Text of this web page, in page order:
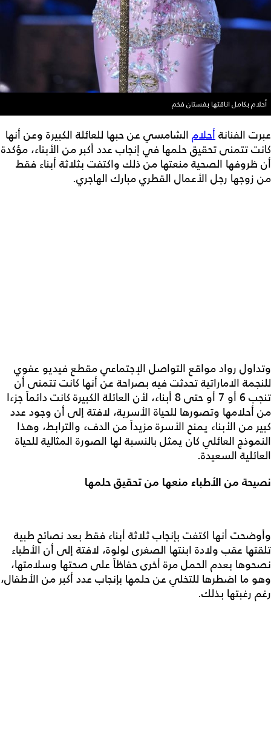
أحلام بكامل اناقتها بفستان فخم
عبرت الفنانةأحلام الشامسي عن حبها للعائلة الكبيرة وعن أنها
كانت تتمنى تحقيق حلمها في إنجاب عدد أكبر من الأبناء، مؤكدة
أن ظروفها الصحية منعتها من ذلك واكتفت بثلاثة أبناء فقط
من زوجها رجل الأعمال القطري مبارك الهاجري.
وتداول رواد مواقع التواصل الإجتماعي مقطع فيديو عفوي
للنجمة الاماراتية تحدثت فيه بصراحة عن أنها كانت تتمنى أن
تنجب 6 أو 7 أو حتى 8 أبناء، لأن العائلة الكبيرة كانت دائماً جزءا
من أحلامها وتصورها للحياة الأسرية، لافتة إلى أن وجود عدد
كبير من الأبناء يمنح الأسرة مزيداً من الدفء والترابط، وهذا
النموذج العائلي كان يمثل بالنسبة لها الصورة المثالية للحياة
العائلية السعيدة.
نصيحة من الأطباء منعها من تحقيق حلمها
وأوضحت أنها اكتفت بإنجاب ثلاثة أبناء فقط بعد نصائح طبية
تلقتها عقب ولادة ابنتها الصغرى لولوة، لافتة إلى أن الأطباء
نصحوها بعدم الحمل مرة أخرى حفاظاً على صحتها وسلامتها،
وهو ما اضطرها للتخلي عن حلمها بإنجاب عدد أكبر من الأطفال،
رغم رغبتها بذلك.